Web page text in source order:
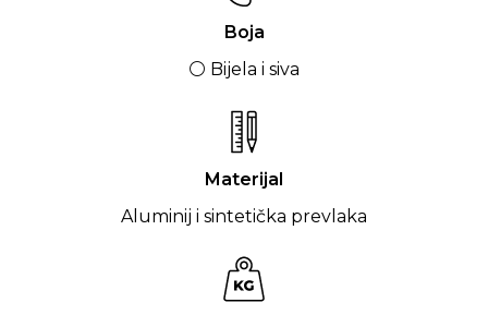
Boja
⚪ Bijela i siva
Materijal
Aluminij i sintetička prevlaka